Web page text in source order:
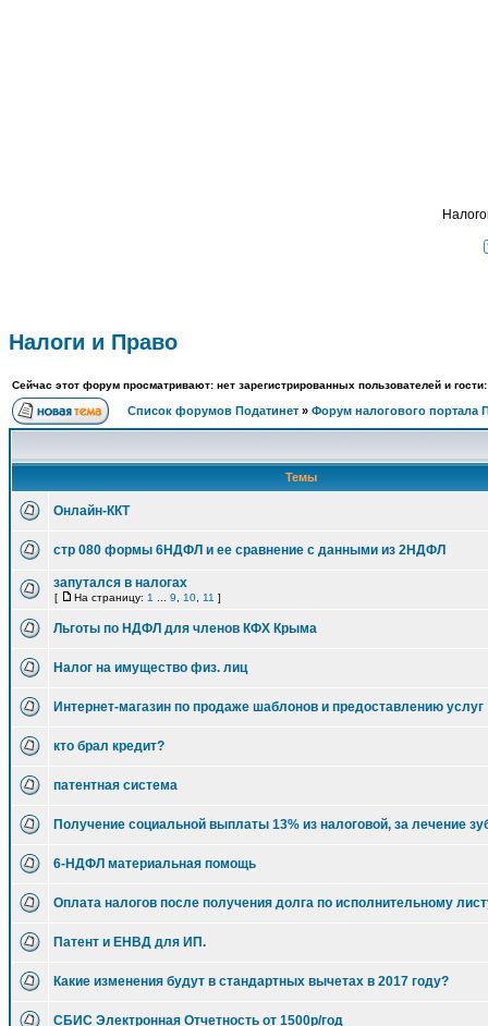
Налоги и Право
Сейчас этот форум просматривают: нет зарегистрированных пользователей и
Список форумов Податинет » Форум налогового портала
Темы
Онлайн-ККТ
стр 080 формы 6НДФЛ и ее сравнение с данными из 2НДФЛ
запутался в налогах
[ На страницу: 1 9 10 11 ]
Льготы по НДФЛ для членов КФХ Крыма
Налог на имущество физ. лиц
Интернет-магазин по продаже шаблонов и предоставлению услуг
кто брал кредит?
патентная система
Получение социальной выплаты 13% из налоговой, за лечение
6-НДФЛ материальная помощь
Оплата налогов после получения долга по исполнительному
Патент и ЕНВД для ИП.
Какие изменения будут в стандартных вычетах в 2017 году?
СБИС Электронная Отчетность от 1500р/год